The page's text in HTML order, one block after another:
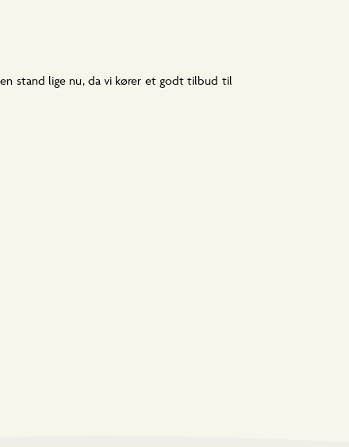
stand lige nu, da vi kører et godt tilbud til